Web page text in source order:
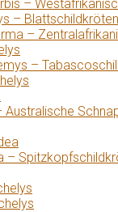
–
– Blattschildkröten
–
–
Australische
–